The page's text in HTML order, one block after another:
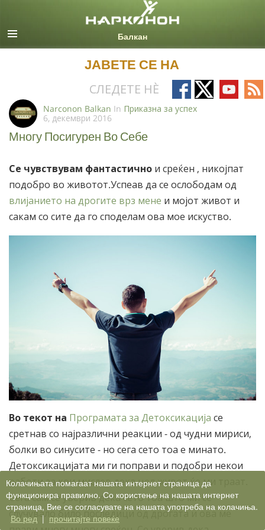
Macedonian
ЈАВЕТЕ СЕ НА
СЛЕДЕТЕ НÈ
Follow
on
Follow
on
Follow
on
on
Narconon Balkan In Приказна за успех
6, декември 2016
Многу Посигурен Во Себе
Се чувствувам фантастично и среќен , никојпат
подобро во животот.Успеав да се ослободам од
влијанието на дрогите врз мене и мојот живот и
сакам со сите да го споделам ова мое искуство.
Во текот на Програмата за Детоксикација се
сретнав со најразлични реакции - од чудни мириси,
болки во синусите - но сега сето тоа е минато.
Детоксикацијата ми ги поправи и подобри некои
работи за кои мислев дека цел живот ќе ми траат.
Сега сам се уверив дека сето тоа што ми се
случувало било последици од дрогата и ова ме
Колачињата помагаат нашата интернет страница да
функционира правилно. Со користење на нашата интернет
страница, Вие се согласувате на нашата употреба на колачиња.
Во ред | прочитајте повеќе